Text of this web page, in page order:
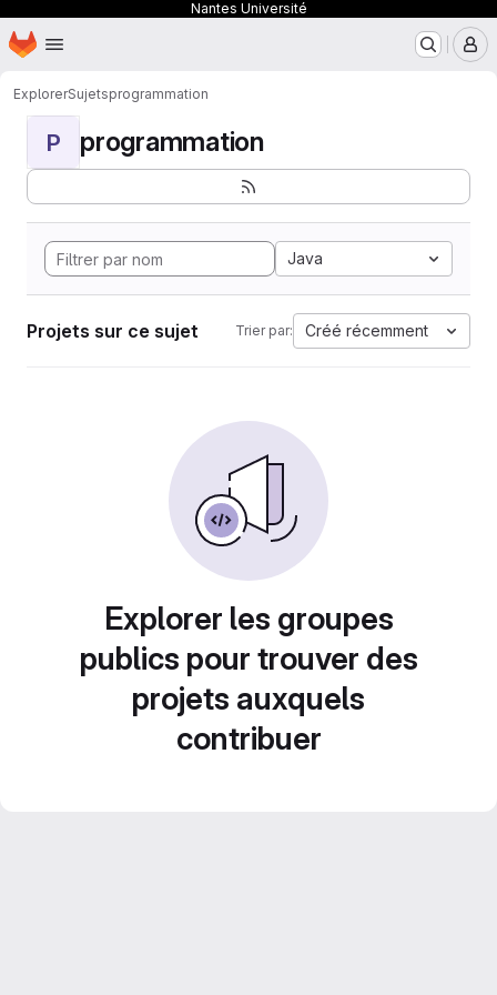
Nantes Université
Passer au contenu principal
Page d'accueil
ExplorerSujetsprogrammation
P programmation
Java
Projets sur ce sujet Trier par: Créé récemment
Explorer les groupes
publics pour trouver des
projets auxquels
contribuer